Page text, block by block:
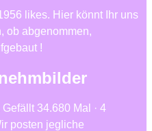
likes. Hier könnt Ihr uns
ob abgenommen,
!
34.680 Mal · 4
posten jegliche